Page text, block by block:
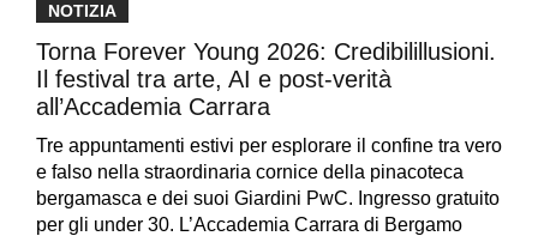
NOTIZIA
Torna Forever Young 2026: Credibilillusioni.
Il festival tra arte, AI e post-verità
all’Accademia Carrara
Tre appuntamenti estivi per esplorare il confine tra vero
e falso nella straordinaria cornice della pinacoteca
bergamasca e dei suoi Giardini PwC. Ingresso gratuito
per gli under 30. L’Accademia Carrara di Bergamo